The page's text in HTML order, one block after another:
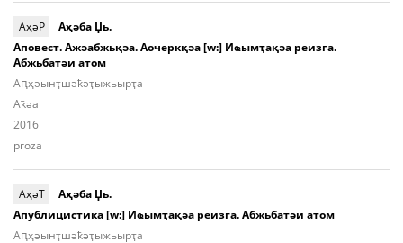
АҳәР
Аҳәба Џь.
Аповест. Ажәабжьқәа. Аочеркқәа [w:] Иҩымҭақәа реизга.
Абжьбатәи атом
Аԥ­ҳәынҭ­шәҟәҭы­жьыp­ҭа
Aҟәа
2016
proza
АҳәТ
Аҳәба Џь.
Апублицистика [w:] Иҩымҭақәа реизга. Абжьбатәи атом
Аԥ­ҳәынҭ­шәҟәҭы­жьыp­ҭа